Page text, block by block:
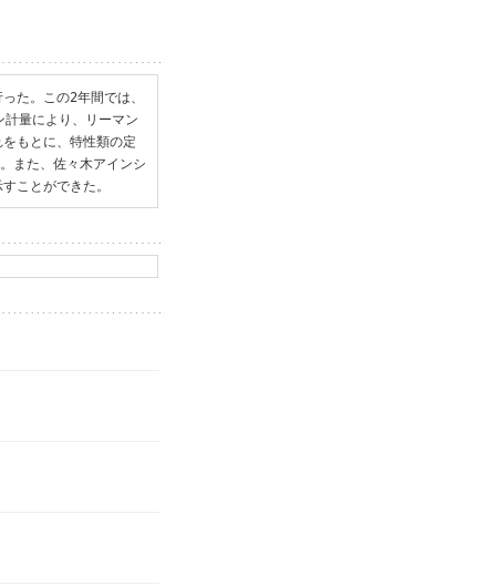
た。この2年間では、
量により、リーマン
もとに、特性類の定
また、佐々木アインシ
ことができた。